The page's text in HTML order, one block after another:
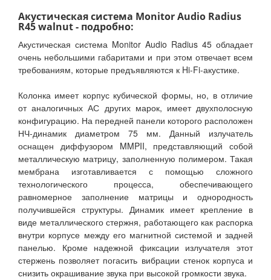
Акустическая система Monitor Audio Radius
R45 walnut - подробно:
Акустическая система Monitor Audio Radius 45 обладает
очень небольшими габаритами и при этом отвечает всем
требованиям, которые предъявляются к Hi-Fi-акустике.
Колонка имеет корпус кубической формы, но, в отличие
от аналогичных АС других марок, имеет двухполосную
конфигурацию. На передней панели которого расположен
НЧ-динамик диаметром 75 мм. Данный излучатель
оснащен диффузором MMPII, представляющий собой
металлическую матрицу, заполненную полимером. Такая
мембрана изготавливается с помощью сложного
технологического процесса, обеспечивающего
равномерное заполнение матрицы и однородность
получившейся структуры. Динамик имеет крепление в
виде металлического стержня, работающего как распорка
внутри корпусе между его магнитной системой и задней
панелью. Кроме надежной фиксации излучателя этот
стержень позволяет погасить вибрации стенок корпуса и
снизить окрашивание звука при высокой громкости звука.